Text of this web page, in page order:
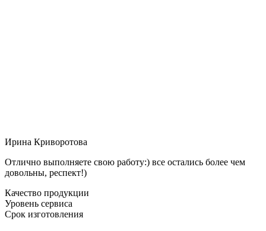
Ирина Криворотова
Отлично выполняете свою работу:) все остались более чем
довольны, респект!)
Качество продукции
Уровень сервиса
Срок изготовления